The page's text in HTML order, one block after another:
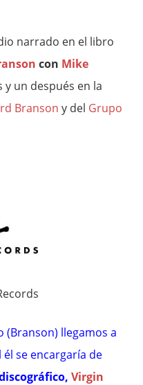
narrado en el libro
con Mike
un después en la
Branson y del Grupo
(Branson) llegamos a
se encargaría de
Virgin